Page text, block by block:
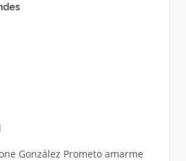
González Prometo amarme